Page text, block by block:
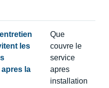
les
la
Que
couvre le
service
apres
installation